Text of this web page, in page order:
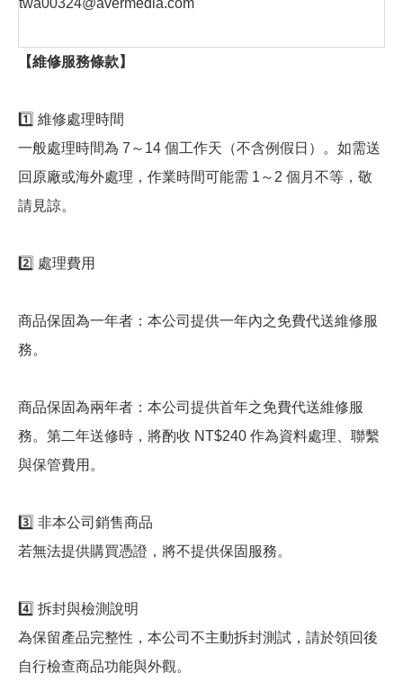
twa00324@avermedia.com
【維修服務條款】
1️⃣ 維修處理時間
一般處理時間為 7～14 個工作天（不含例假日）。如需送
回原廠或海外處理，作業時間可能需 1～2 個月不等，敬
請見諒。
2️⃣ 處理費用
商品保固為一年者：本公司提供一年內之免費代送維修服
務。
商品保固為兩年者：本公司提供首年之免費代送維修服
務。第二年送修時，將酌收 NT$240 作為資料處理、聯繫
與保管費用。
3️⃣ 非本公司銷售商品
若無法提供購買憑證，將不提供保固服務。
4️⃣ 拆封與檢測說明
為保留產品完整性，本公司不主動拆封測試，請於領回後
自行檢查商品功能與外觀。